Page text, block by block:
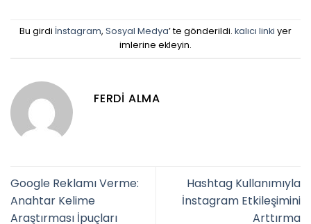
Bu girdi İnstagram, Sosyal Medya’ te gönderildi. kalıcı linki yer
imlerine ekleyin.
FERDI ALMA
Google Reklamı Verme:
Anahtar Kelime
Araştırması İpuçları
Hashtag Kullanımıyla
İnstagram Etkileşimini
Arttırma